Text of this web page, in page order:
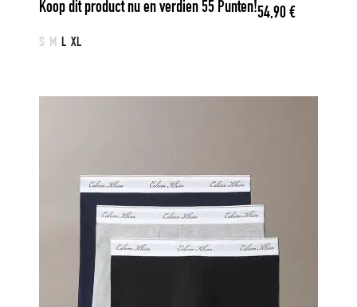
Koop dit product nu en verdien55 Punten!54,90€
S M L XL